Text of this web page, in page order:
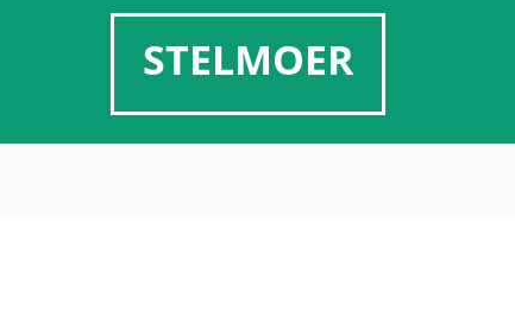
STELMOER